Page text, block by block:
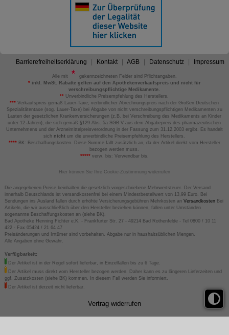
Barrierefreiheitserklärung Kontakt AGB Datenschutz Impressum
Alle mit
gekennzeichneten Felder sind Pflichtangaben.
*inkl. MwSt. Rabatte gelten auf den Apothekenverkaufspreis und nicht für
verschreibungspflichtige Medikamente.
** Unverbindliche Preisempfehlung des Herstellers.
*** Verkaufspreis gemäß Lauer-Taxe; verbindlicher Abrechnungspreis nach der Großen Deutschen
Spezialitätentaxe (sog. Lauer-Taxe) bei Abgabe von nicht verschreibungspflichtigen Medikamenten zu
Lasten der gesetzlichen Krankenversicherungen (z.B. bei Verschreibung des Medikaments an Kinder
unter 12 Jahren), die sich gemäß §129 Abs. 5a SGB V aus dem Abgabepreis des pharmazeutischen
Unternehmens und der Arzneimittelpreisverordnung in der Fassung zum 31.12.2003 ergibt. Es handelt
sich nicht um die unverbindliche Preisempfehlung des Herstellers.
****BK: Beschaffungskosten. Diese Summe fällt zusätzlich an, da der Artikel direkt vom Hersteller
bezogen werden muss.
*****verw. bis: Verwendbar bis.
Hier können Sie Ihre Cookie-Zustimmung widerrufen
Die angegebenen Preise beinhalten die gesetzlich vorgeschriebene Mehrwertsteuer. Der Versand
innerhalb Deutschlands ist versandkostenfrei bei einem Mindestbestellwert von 13,99 Euro. Bei
Sendungen ins Ausland fallen durch erhöhte Versicherungsgebühren Mehrkosten an VersandkostenBei
Artikeln, die wir ausschließlich über den Hersteller beziehen können, fallen unter Umständen
sogenannte Beschaffungskosten an (siehe BK).
Bad Apotheke Henning Fichter e.K. - Frankfurter Str. 27 - 49214 Bad Rothenfelde - Tel 0800 / 10 11
422 - Fax 05424 / 21 64 47
Preisänderungen und Irrtümer sind vorbehalten. Abgabe nur in haushaltsüblichen Mengen.
Alle Angaben ohne Gewähr.
Verfügbarkeit:
Der Artikel ist in der Regel sofort lieferbar, in Einzelfällen bis zu 6 Tage.
Der Artikel muss direkt vom Hersteller bezogen werden. Daher kann es zu längeren Lieferzeiten und
ggf. Zusatzkosten (siehe BK) kommen. In diesem Fall werden Sie informiert.
Der Artikel ist derzeit nicht lieferbar.
Vertrag widerrufen